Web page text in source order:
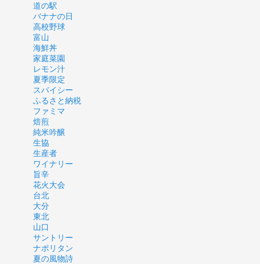
道の駅
バナナの日
高校野球
富山
海鮮丼
家庭菜園
レモン汁
夏季限定
スパイシー
ふるさと納税
ファミマ
焙煎
純米吟醸
生協
生産者
ワイナリー
旨辛
花火大会
台北
大分
東北
山口
サントリー
ナポリタン
夏の風物詩